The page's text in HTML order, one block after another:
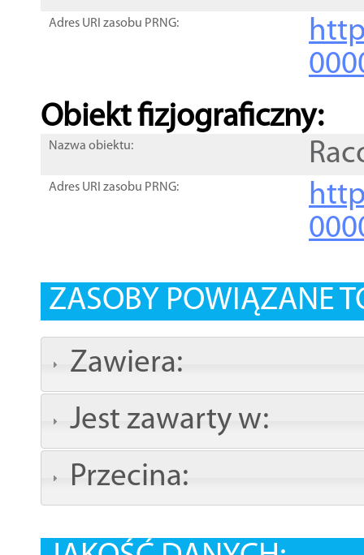
Adres URI zasobu PRNG:
Obiekt fizjograficzny:
Nazwa obiektu:
Adres URI zasobu PRNG:
ZASOBY POWIĄZANE
Zawiera:
Jest zawarty w:
Przecina: